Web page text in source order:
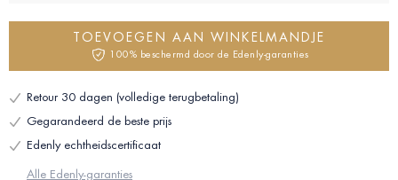
TOEVOEGEN AAN WINKELMANDJE
100% beschermd door de Edenly-garanties
Retour 30 dagen (volledige terugbetaling)
Gegarandeerd de beste prijs
Edenly echtheidscertificaat
Alle Edenly-garanties